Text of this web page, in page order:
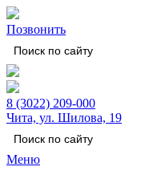
Позвонить
8 (3022) 209-000
Чита, ул. Шилова, 19
Меню